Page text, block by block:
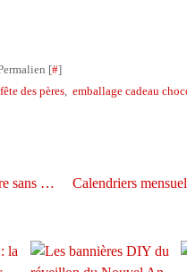
[#]
fête des pères emballage cadeau
Esquimaux à la banane : recette sans sorbetière sans sucre sans lait (vegan)